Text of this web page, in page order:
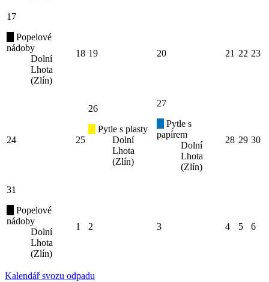
17
Popelové
nádoby
Dolní
Lhota
(Zlín)
18 19 20 21 22 23
24 25
26
Pytle s plasty
Dolní
Lhota
(Zlín)
27
Pytle s
papírem
Dolní
Lhota
(Zlín)
28 29 30
31
Popelové
nádoby
Dolní
Lhota
(Zlín)
1 2 3 4 5 6
Kalendář svozu odpadu